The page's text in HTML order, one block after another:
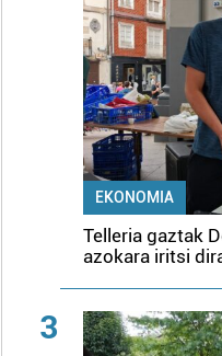
EKONOMIA
Telleria gaztak
azokara iritsi
3